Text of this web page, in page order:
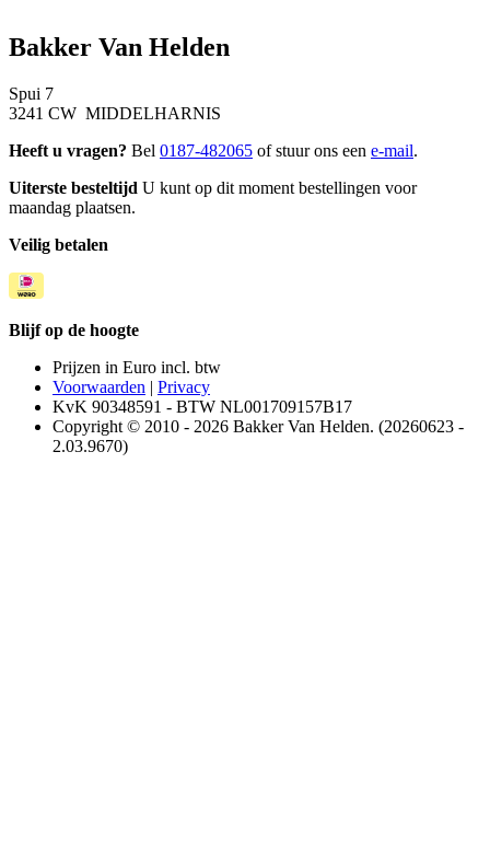
Bakker Van Helden
Spui 7
3241 CW MIDDELHARNIS
Heeft u vragen? Bel 0187-482065 of stuur ons een e-mail.
Uiterste besteltijd U kunt op dit moment bestellingen voor
maandag plaatsen.
Veilig betalen
Blijf op de hoogte
Prijzen in Euro incl. btw
Voorwaarden | Privacy
KvK 90348591 - BTW NL001709157B17
Copyright © 2010 - 2026 Bakker Van Helden. (20260623 -
2.03.9670)